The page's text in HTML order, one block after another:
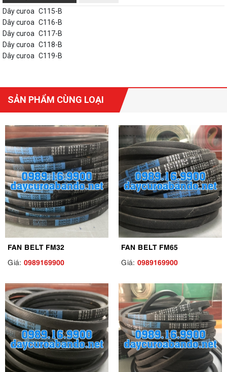
Dây curoa C115-B
Dây curoa C116-B
Dây curoa C117-B
Dây curoa C118-B
Dây curoa C119-B
SẢN PHẨM CÙNG LOẠI
FAN BELT FM32
Giá: 0989169900
FAN BELT FM65
Giá: 0989169900